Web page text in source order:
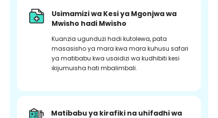
Usimamizi wa Kesi ya Mgonjwa wa
Mwisho hadi Mwisho
Kuanzia ugunduzi hadi kutolewa, pata
masasisho ya mara kwa mara kuhusu safari
ya matibabu kwa usaidizi wa kudhibiti kesi
ikijumuisha hati mbalimbali.
Matibabu ya kirafiki na uhifadhi wa